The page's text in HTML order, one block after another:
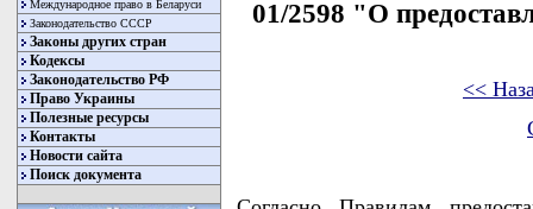
Международное право в Беларуси
Законодательство СССР
Законы других стран
Кодексы
Законодательство РФ
Право Украины
Полезные ресурсы
Контакты
Новости сайта
Поиск документа
01/2598 "О
<<